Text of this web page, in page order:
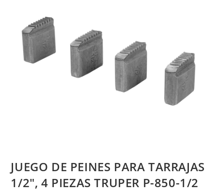
JUEGO DE PEINES PARA TARRAJAS
1/2″, 4 PIEZAS TRUPER P-850-1/2